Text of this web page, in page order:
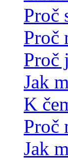
Proč
Proč
Proč
Jak
K
Proč
Jak